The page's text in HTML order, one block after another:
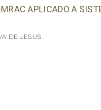
APLICADO A
DE JESUS